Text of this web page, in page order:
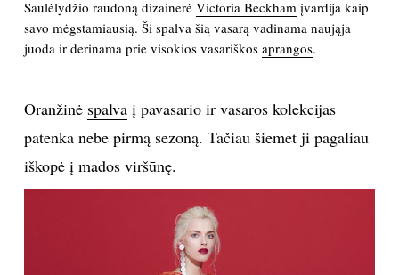
KULTŪRA
KINAS
MUZIKA
Saulėlydžio raudoną dizainerė Victoria Beckham įvardija kaip
savo mėgstamiausią. Ši spalva šią vasarą vadinama naująja
juoda ir derinama prie visokios vasariškos aprangos.
Oranžinė spalvaį pavasario ir vasaros kolekcijas
patenka nebe pirmą sezoną. Tačiau šiemet ji pagaliau
iškopė į mados viršūnę.